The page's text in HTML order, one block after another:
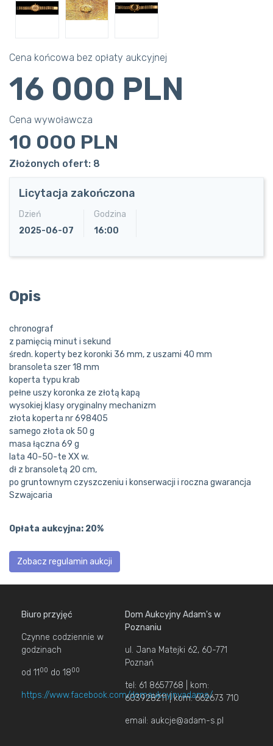
Cena końcowa bez opłaty aukcyjnej
16 000 PLN
Cena wywoławcza
10 000 PLN
Złożonych ofert: 8
Licytacja zakończona
Dzień
2025-06-07
Godzina
16:00
Opis
chronograf
z pamięcią minut i sekund
średn. koperty bez koronki 36 mm, z uszami 40 mm
bransoleta szer 18 mm
koperta typu krab
pełne uszy koronka ze złotą kapą
wysokiej klasy oryginalny mechanizm
złota koperta nr 698405
samego złota ok 50 g
masa łączna 69 g
lata 40-50-te XX w.
dł z bransoletą 20 cm,
po gruntownym czyszczeniu i konserwacji i roczna gwarancja
Szwajcaria
Opłata aukcyjna: 20%
Zobacz regulamin aukcji
Biuro przyjęć
Czynne codziennie w
godzinach
od 11 00 do 1800
https://www.facebook.com/domaukcyjnyadams/
Dom Aukcyjny Adam's w
Poznaniu
ul. Jana Matejki 62, 60-771
Poznań
tel: 61 8657768 | kom:
603928211 | kom: 662673 710
email: aukcje@adam-s.pl